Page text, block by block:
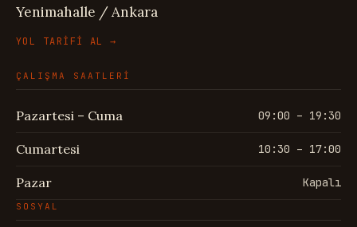
Yenimahalle / Ankara
YOL TARİFİ AL →
ÇALIŞMA SAATLERİ
Pazartesi – Cuma 09:00 – 19:30
Cumartesi 10:30 – 17:00
Pazar Kapalı
SOSYAL